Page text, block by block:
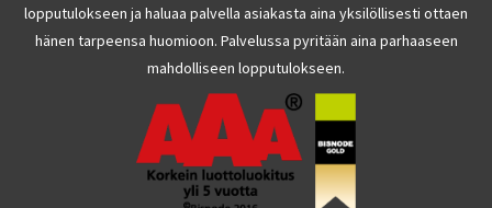
lopputulokseen ja haluaa palvella asiakasta aina yksilöllisesti ottaen
hänen tarpeensa huomioon. Palvelussa pyritään aina parhaaseen
mahdolliseen lopputulokseen.